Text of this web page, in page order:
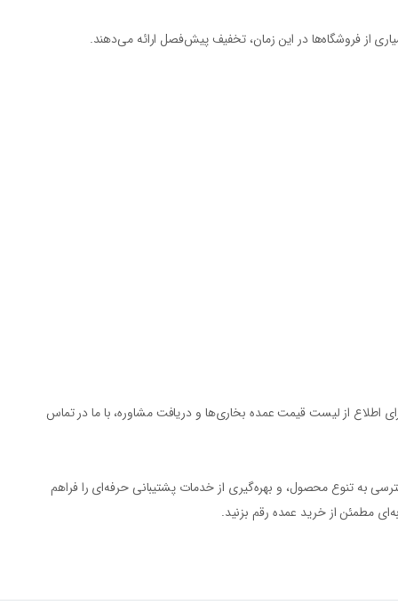
از فروشگاه‌ها در این زمان، تخفیف پیش‌فصلارائه می‌دهند.
اطلاع از لیست قیمت عمده بخاری‌ها و دریافت مشاوره، با ما در تماس
به تنوع محصول، و بهره‌گیری از خدمات پشتیبانی حرفه‌ای را فراهم
مطمئن از خرید عمده رقم بزنید.